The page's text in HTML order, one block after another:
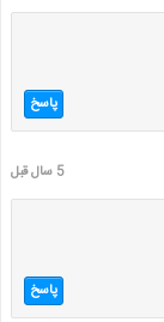
پاسخ
5 سال قبل
پاسخ